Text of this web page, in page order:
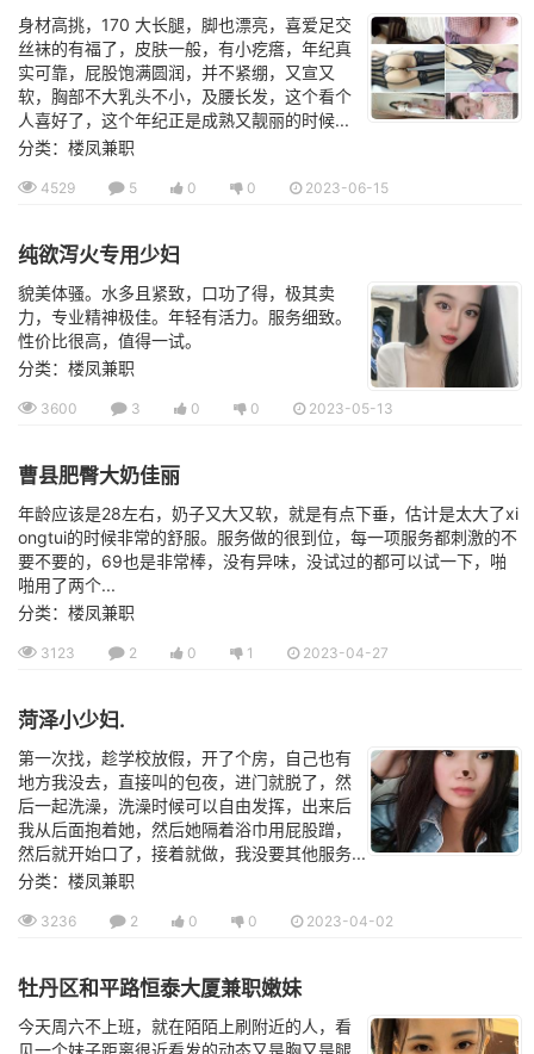
身材高挑，170 大长腿，脚也漂亮，喜爱足交
丝袜的有福了，皮肤一般，有小疙瘩，年纪真
实可靠，屁股饱满圆润，并不紧绷，又宣又
软，胸部不大乳头不小，及腰长发，这个看个
人喜好了，这个年纪正是成熟又靓丽的时候...
分类：楼凤兼职
4529 5 0 0 2023-06-15
纯欲泻火专用少妇
貌美体骚。水多且紧致，口功了得，极其卖
力，专业精神极佳。年轻有活力。服务细致。
性价比很高，值得一试。
分类：楼凤兼职
3600 3 0 0 2023-05-13
曹县肥臀大奶佳丽
年龄应该是28左右，奶子又大又软，就是有点下垂，估计是太大了xi
ongtui的时候非常的舒服。服务做的很到位，每一项服务都刺激的不
要不要的，69也是非常棒，没有异味，没试过的都可以试一下，啪
啪用了两个...
分类：楼凤兼职
3123 2 0 1 2023-04-27
菏泽小少妇.
第一次找，趁学校放假，开了个房，自己也有
地方我没去，直接叫的包夜，进门就脱了，然
后一起洗澡，洗澡时候可以自由发挥，出来后
我从后面抱着她，然后她隔着浴巾用屁股蹭，
然后就开始口了，接着就做，我没要其他服务...
分类：楼凤兼职
3236 2 0 0 2023-04-02
牡丹区和平路恒泰大厦兼职嫩妹
今天周六不上班，就在陌陌上刷附近的人，看
见一个妹子距离很近看发的动态又是胸又是腿